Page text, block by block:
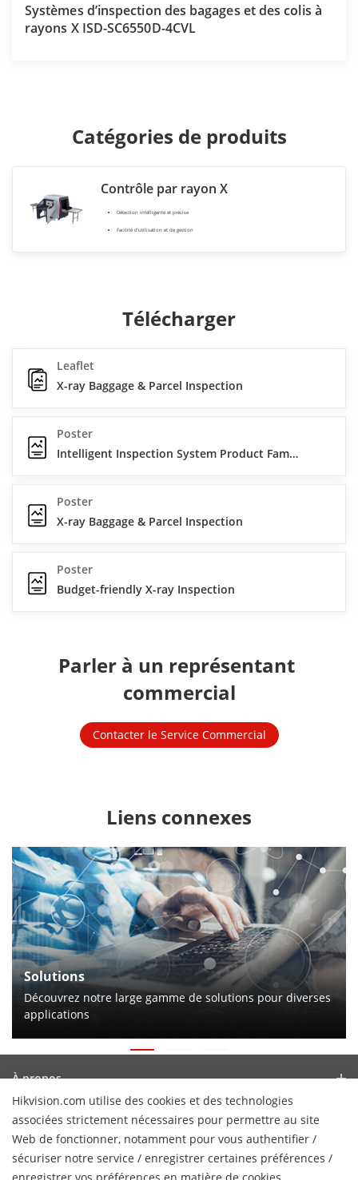
Systèmes d’inspection des bagages et des colis à
rayons X ISD-SC6550D-4CVL
Catégories de produits
Contrôle par rayon X
Détection intelligente et précise
Facilité d'utilisation et de gestion
Télécharger
Leaflet
X-ray Baggage & Parcel Inspection
Poster
Intelligent Inspection System Product Family
Poster
X-ray Baggage & Parcel Inspection
Poster
Budget-friendly X-ray Inspection
Parler à un représentant
commercial
Contacter le Service Commercial
Liens connexes
Solutions
Découvrez notre large gamme de solutions pour diverses
applications
Hikvision.com utilise des cookies et des technologies
associées strictement nécessaires pour permettre au site
Web de fonctionner, notamment pour vous authentifier /
sécuriser notre service / enregistrer certaines préférences /
À propos
Profil de l’Entreprise
Relations avec les investisseurs
Cybersécurité
Actualités
Blog
Dernières actualités
Partenaires